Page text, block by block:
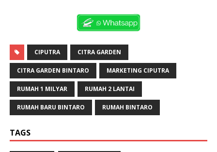
CIPUTRA CITRA GARDEN
CITRA GARDEN BINTARO MARKETING CIPUTRA
RUMAH 1 MILYAR RUMAH 2 LANTAI
RUMAH BARU BINTARO RUMAH BINTARO
TAGS